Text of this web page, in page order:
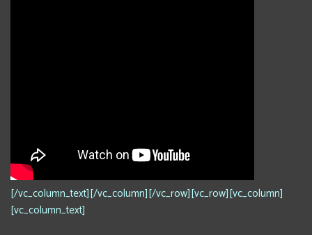
[/vc_column_text][/vc_column][/vc_row][vc_row][vc_column]
[vc_column_text]